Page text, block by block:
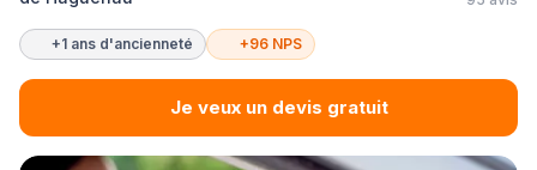
+1 ans d'ancienneté +96 NPS
Je veux un devis gratuit